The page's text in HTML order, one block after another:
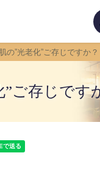
肌の”光老化”ご存じですか？
”ご存じです